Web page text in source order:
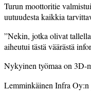
Turun moottoritie
uutuudesta kaikkia
”Nekin, jotka olivat
aiheutui tästä väärästä
Nykyinen työmaa on 3D-
Lemminkäinen Infra